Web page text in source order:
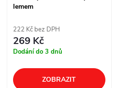
lemem
222 Kč bez DPH
269 Kč
Dodání do 3 dnů
ZOBRAZIT